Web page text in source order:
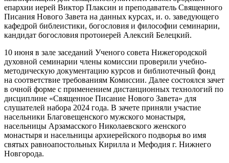
епархии иерей Виктор Плаксин и преподаватель Священного
Писания Нового Завета на данных курсах, и. о. заведующего
кафедрой библеистики, богословия и философии семинарии,
кандидат богословия протоиерей Алексий Белецкий.
10 июня в зале заседаний Ученого совета Нижегородской
духовной семинарии члены комиссии проверили учебно-
методическую документацию курсов и библиотечный фонд
на соответствие требованиям Комиссии. Далее состоялся зачет
в очной форме с применением дистанционных технологий по
дисциплине «Священное Писание Нового Завета» для
слушателей набора 2024 года. В зачете приняли участие
насельники Благовещенского мужского монастыря,
насельницы Арзамасского Николаевского женского
монастыря и насельницы архиерейского подворья во имя
святых равноапостольных Кирилла и Мефодия г. Нижнего
Новгорода.